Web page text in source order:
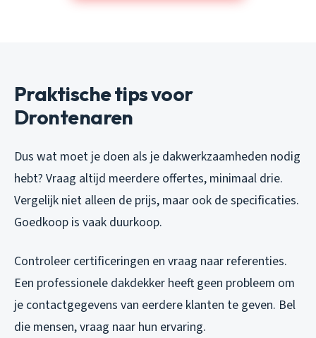
Praktische tips voor
Drontenaren
Dus wat moet je doen als je dakwerkzaamheden nodig
hebt? Vraag altijd meerdere offertes, minimaal drie.
Vergelijk niet alleen de prijs, maar ook de specificaties.
Goedkoop is vaak duurkoop.
Controleer certificeringen en vraag naar referenties.
Een professionele dakdekker heeft geen probleem om
je contactgegevens van eerdere klanten te geven. Bel
die mensen, vraag naar hun ervaring.